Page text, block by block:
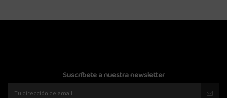
Suscríbete a nuestra newsletter